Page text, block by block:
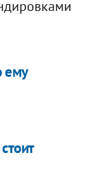
ему